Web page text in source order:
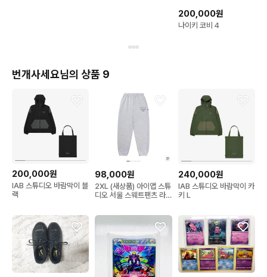
200,000원
나이키 코비 4
번개사세요님의 상품 9
200,000원
IAB 스튜디오 바람막이 블
랙
98,000원
2XL (새상품) 아이앱 스튜
디오 서울 스웨트팬츠 라
240,000원
IAB 스튜디오 바람막이 카
키 L